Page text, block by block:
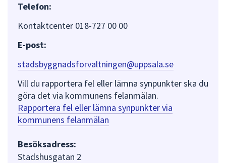
Telefon:
Kontaktcenter 018-727 00 00
E-post:
stadsbyggnadsforvaltningen@uppsala.se
Vill du rapportera fel eller lämna synpunkter ska du
göra det via kommunens felanmälan.
Rapportera fel eller lämna synpunkter via
kommunens felanmälan
Besöksadress:
Stadshusgatan 2